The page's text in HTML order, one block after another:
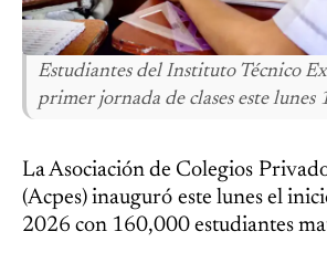
Estudiantes del Instituto Técnico
primer jornada de clases este lunes
La Asociación de Colegios
(Acpes) inauguró este lunes el
2026 con 160,000 estudiantes